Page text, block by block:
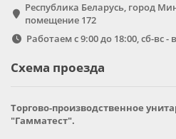
Республика Беларусь, город
помещение 172
Работаем с 9:00 до 18:00, сб-вс
Схема проезда
Торгово-производственное
"Гамматест".